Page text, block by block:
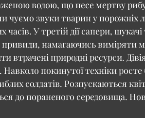
водою, що несе мертву
чуємо звуки тварин у порожніх
У третій дії сапери, шукачі
намагаючись виміряти
втрачені природні ресурси.
покинутої техніки росте
солдатів. Розпускаються
до пораненого середовища.